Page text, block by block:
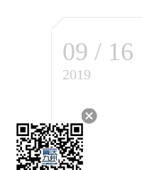
09 / 16
2019